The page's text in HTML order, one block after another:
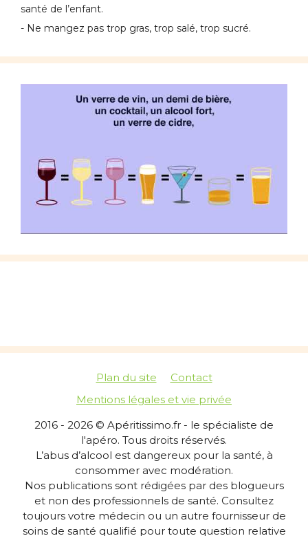
santé de l’enfant.
- Ne mangez pas trop gras, trop salé, trop sucré.
Plan du site
Contact
Mentions légales et vie privée
2016 - 2026 © Apéritissimo.fr - le spécialiste de
l'apéro. Tous droits réservés.
L’abus d’alcool est dangereux pour la santé, à
consommer avec modération.
Nos publications sont rédigées par des blogueurs
et non des professionnels de santé. Consultez
toujours votre médecin ou un autre fournisseur de
soins de santé qualifié pour toute question relative